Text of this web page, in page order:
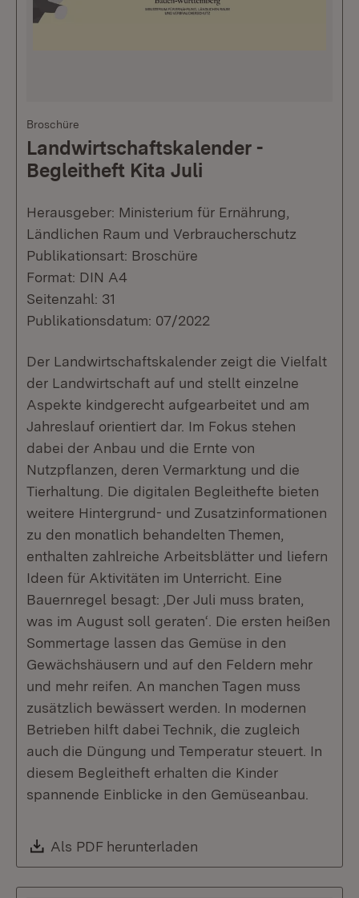
Broschüre
Landwirtschaftskalender -
Begleitheft Kita Juli
Herausgeber: Ministerium für Ernährung,
Ländlichen Raum und Verbraucherschutz
Publikationsart: Broschüre
Format: DIN A4
Seitenzahl: 31
Publikationsdatum: 07/2022
Der Landwirtschaftskalender zeigt die Vielfalt
der Landwirtschaft auf und stellt einzelne
Aspekte kindgerecht aufgearbeitet und am
Jahreslauf orientiert dar. Im Fokus stehen
dabei der Anbau und die Ernte von
Nutzpflanzen, deren Vermarktung und die
Tierhaltung. Die digitalen Begleithefte bieten
weitere Hintergrund- und Zusatzinformationen
zu den monatlich behandelten Themen,
enthalten zahlreiche Arbeitsblätter und liefern
Ideen für Aktivitäten im Unterricht. Eine
Bauernregel besagt: ‚Der Juli muss braten,
was im August soll geraten‘. Die ersten heißen
Sommertage lassen das Gemüse in den
Gewächshäusern und auf den Feldern mehr
und mehr reifen. An manchen Tagen muss
zusätzlich bewässert werden. In modernen
Betrieben hilft dabei Technik, die zugleich
auch die Düngung und Temperatur steuert. In
diesem Begleitheft erhalten die Kinder
spannende Einblicke in den Gemüseanbau.
Download:
Als PDF herunterladen